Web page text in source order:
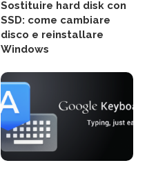
Sostituire hard disk con
SSD: come cambiare
disco e reinstallare
Windows